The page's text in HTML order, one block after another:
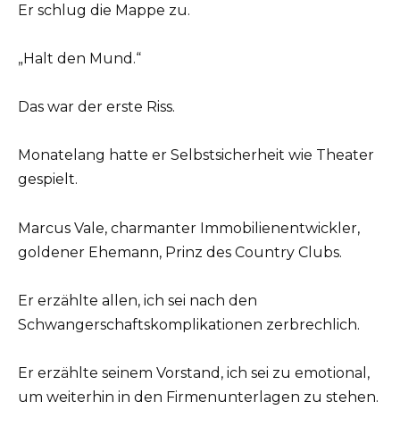
Er schlug die Mappe zu.
„Halt den Mund.“
Das war der erste Riss.
Monatelang hatte er Selbstsicherheit wie Theater
gespielt.
Marcus Vale, charmanter Immobilienentwickler,
goldener Ehemann, Prinz des Country Clubs.
Er erzählte allen, ich sei nach den
Schwangerschaftskomplikationen zerbrechlich.
Er erzählte seinem Vorstand, ich sei zu emotional,
um weiterhin in den Firmenunterlagen zu stehen.